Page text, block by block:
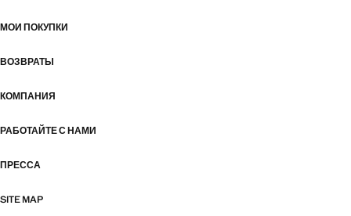
МОИ ПОКУПКИ
ВОЗВРАТЫ
КОМПАНИЯ
РАБОТАЙТЕ С НАМИ
ПРЕССА
SITE MAP